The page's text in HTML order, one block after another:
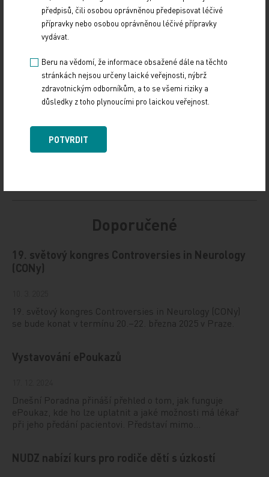
Zdroj: Medical Tribune
Sdílejte článek
Doporučené
19. světový kongres Controversies in Neurology
(CONy)
19. světový kongres Controversies in Neurology (CONy)
se bude konat v termínu 20.–22. března 2025 v Praze.
Vystavování ePoukazů
Dnešní Poradna přináší přehled o tom, jak funguje
ePoukaz, kde ho lze uplatnit a jaké možnosti má lékař
při jeho předání pacientovi. Představí mimo…
NUDZ nabízí kurs pro rodiče dětí s úzkostí
předpisů, čili osobou oprávněnou předepisovat léčivé
přípravky nebo osobou oprávněnou léčivé přípravky
vydávat.
Beru na vědomí, že informace obsažené dále na těchto
stránkách nejsou určeny laické veřejnosti, nýbrž
zdravotnickým odborníkům, a to se všemi riziky a
důsledky z toho plynoucími pro laickou veřejnost.
POTVRDIT